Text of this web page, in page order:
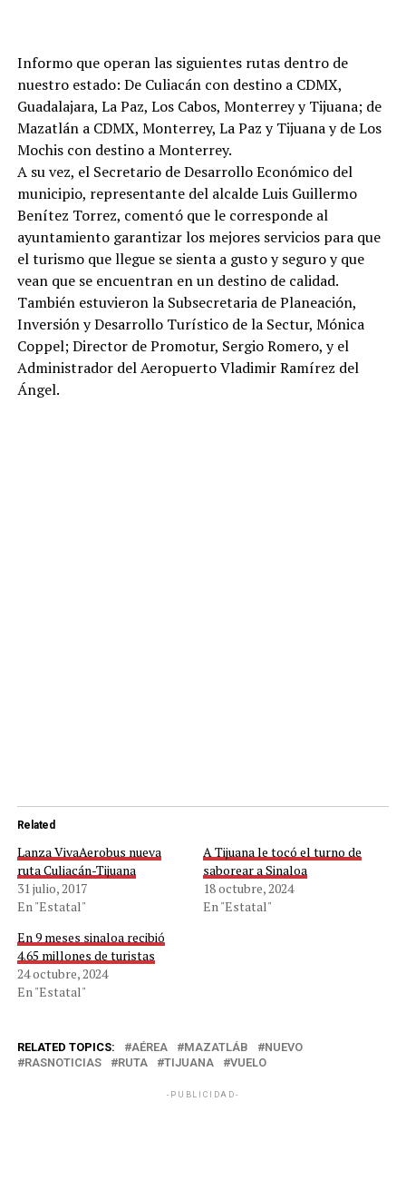
Informo que operan las siguientes rutas dentro de
nuestro estado: De Culiacán con destino a CDMX,
Guadalajara, La Paz, Los Cabos, Monterrey y Tijuana; de
Mazatlán a CDMX, Monterrey, La Paz y Tijuana y de Los
Mochis con destino a Monterrey.
A su vez, el Secretario de Desarrollo Económico del
municipio, representante del alcalde Luis Guillermo
Benítez Torrez, comentó que le corresponde al
ayuntamiento garantizar los mejores servicios para que
el turismo que llegue se sienta a gusto y seguro y que
vean que se encuentran en un destino de calidad.
También estuvieron la Subsecretaria de Planeación,
Inversión y Desarrollo Turístico de la Sectur, Mónica
Coppel; Director de Promotur, Sergio Romero, y el
Administrador del Aeropuerto Vladimir Ramírez del
Ángel.
Related
Lanza VivaAerobus nueva
ruta Culiacán-Tijuana
31 julio, 2017
En "Estatal"
A Tijuana le tocó el turno de
saborear a Sinaloa
18 octubre, 2024
En "Estatal"
En 9 meses sinaloa recibió
4.65 millones de turistas
24 octubre, 2024
En "Estatal"
RELATED TOPICS: AÉREA MAZATLÁB
NUEVO
RASNOTICIAS
RUTA TIJUANA VUELO
-PUBLICIDAD-